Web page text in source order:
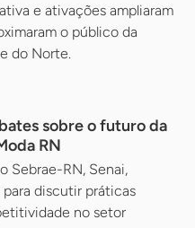
e ativações ampliaram
o público da
do Norte.
sobre o futuro da
RN
Sebrae-RN, Senai,
discutir práticas
no setor